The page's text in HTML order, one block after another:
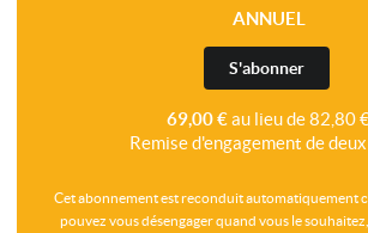
ANNUEL
S'abonner
69,00 €au lieu de 82,80
Remise d'engagement de
Cet abonnement est reconduit automatiquement
pouvez vous désengager quand vous le